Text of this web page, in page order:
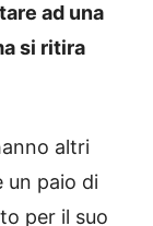
ad una
si ritira
altri
paio di
per il suo